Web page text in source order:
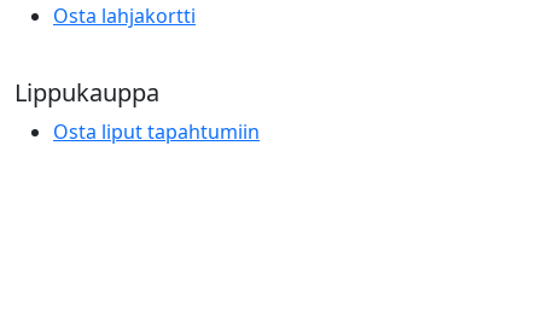
Osta lahjakortti
Lippukauppa
Osta liput tapahtumiin